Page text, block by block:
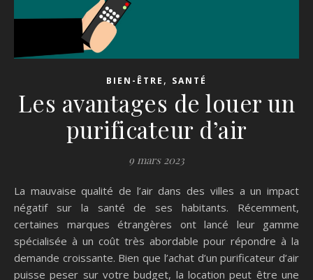
BIEN-ÊTRE , SANTÉ
Les avantages de louer un
purificateur d’air
9 mars 2023
La mauvaise qualité de l’air dans des villes a un impact
négatif sur la santé de ses habitants. Récemment,
certaines marques étrangères ont lancé leur gamme
spécialisée à un coût très abordable pour répondre à la
demande croissante. Bien que l’achat d’un purificateur d’air
puisse peser sur votre budget, la location peut être une